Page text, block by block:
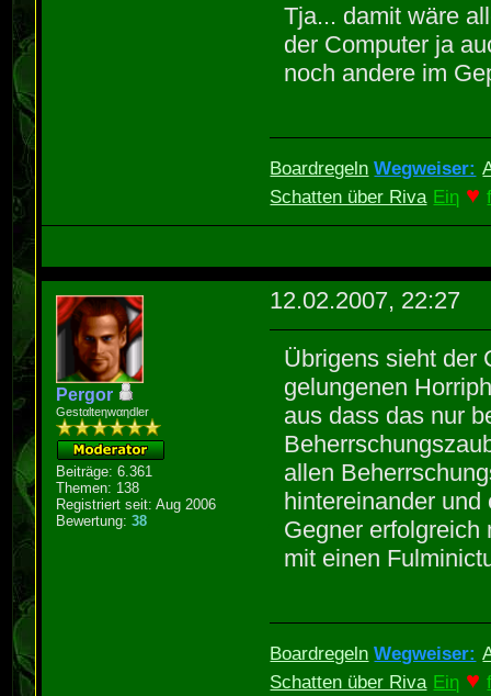
Tja... damit wäre
der Computer ja
noch andere im
Boardregeln Wegweiser:
Schatten über Riva Eiη ♥
Pergor
Gestαlteηwαηdler
Beiträge: 6.361
Themen: 138
Registriert seit: Aug 2006
Bewertung:38
12.02.2007, 22:27
Übrigens sieht der
gelungenen
aus dass das nur
allen
hintereinander
Gegner erfolgreich
mit einen
Boardregeln Wegweiser:
Schatten über Riva Eiη ♥